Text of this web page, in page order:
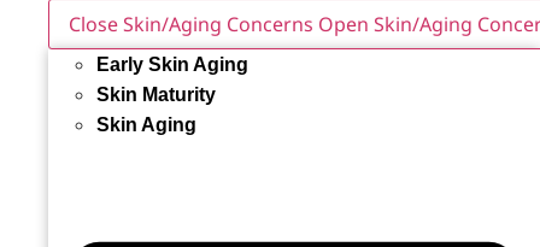
Close Skin/Aging Concerns Open Skin/Aging
Early Skin Aging
Skin Maturity
Skin Aging